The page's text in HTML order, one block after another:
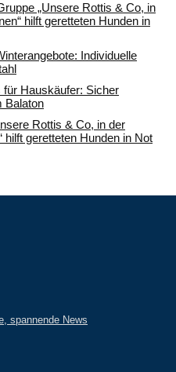
„Unsere Rottis & Co, in
hilft geretteten Hunden in
Individuelle
für Hauskäufer: Sicher
Balaton
Rottis & Co, in der
hilft geretteten Hunden in Not
spannende News